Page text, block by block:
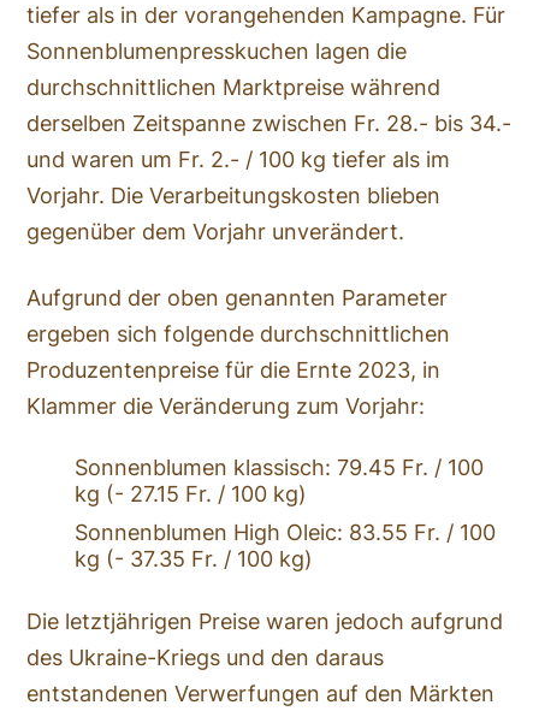
tiefer als in der vorangehenden Kampagne. Für
Sonnenblumenpresskuchen lagen die
durchschnittlichen Marktpreise während
derselben Zeitspanne zwischen Fr. 28.- bis 34.-
und waren um Fr. 2.- / 100 kg tiefer als im
Vorjahr. Die Verarbeitungskosten blieben
gegenüber dem Vorjahr unverändert.
Aufgrund der oben genannten Parameter
ergeben sich folgende durchschnittlichen
Produzentenpreise für die Ernte 2023, in
Klammer die Veränderung zum Vorjahr:
Sonnenblumen klassisch: 79.45 Fr. / 100
kg (- 27.15 Fr. / 100 kg)
Sonnenblumen High Oleic: 83.55 Fr. / 100
kg (- 37.35 Fr. / 100 kg)
Die letztjährigen Preise waren jedoch aufgrund
des Ukraine-Kriegs und den daraus
entstandenen Verwerfungen auf den Märkten